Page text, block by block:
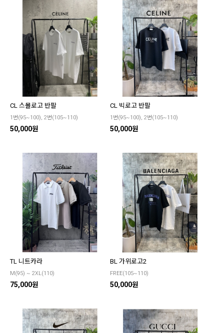
CL 스몰로고 반팔
1번(95~100), 2번(105~110)
50,000원
CL 빅로고 반팔
1번(95~100), 2번(105~110)
50,000원
TL 니트카라
M(95) ~ 2XL(110)
75,000원
BL 가위로고2
FREE(105~110)
50,000원